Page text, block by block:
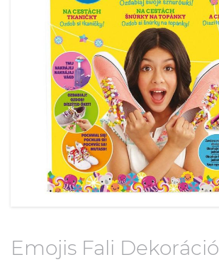
Emojis Fali Dekoráció